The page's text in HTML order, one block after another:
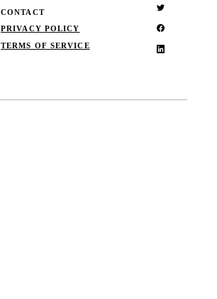
CONTACT
PRIVACY POLICY
TERMS OF SERVICE